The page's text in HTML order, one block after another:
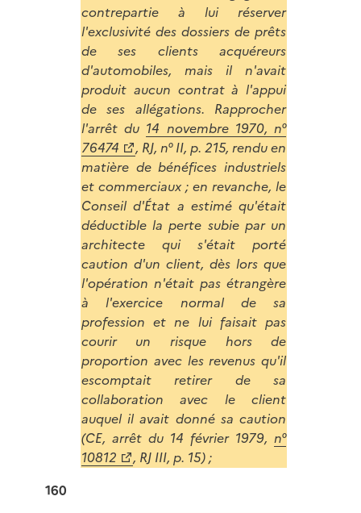
contrepartie à lui réserver
l'exclusivité des dossiers de prêts
de ses clients acquéreurs
d'automobiles, mais il n'avait
produit aucun contrat à l'appui
de ses allégations. Rapprocher
l'arrêt du 14 novembre 1970, n°
76474
, RJ, n° II, p. 215, rendu en
matière de bénéfices industriels
et commerciaux ; en revanche, le
Conseil d'État a estimé qu'était
déductible la perte subie par un
architecte qui s'était porté
caution d'un client, dès lors que
l'opération n'était pas étrangère
à l'exercice normal de sa
profession et ne lui faisait pas
courir un risque hors de
proportion avec les revenus qu'il
escomptait retirer de sa
collaboration avec le client
auquel il avait donné sa caution
(CE, arrêt du 14 février 1979,n°
10812
, RJ III, p. 15) ;
160